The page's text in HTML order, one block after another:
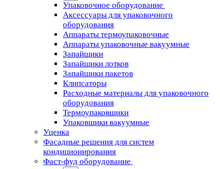
Упаковочное оборудование
Аксессуары для упаковочного
оборудования
Аппараты термоупаковочные
Аппараты упаковочные вакуумные
Запайщики
Запайщики лотков
Запайщики пакетов
Клипсаторы
Расходные материалы для упаковочного
оборудования
Термоупаковщики
Упаковщики вакуумные
Уценка
Фасадные решения для систем
кондиционирования
Фаст-фуд оборудование